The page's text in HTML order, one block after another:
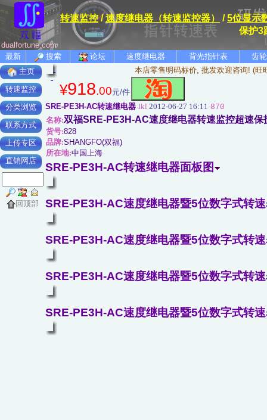
dualfortune.com
转速监控/速度继电器（转速监控器） /5位显示
保护3
最新 搜索 论坛 速度继电器 背光指针表
齿
主页
转速监控
分类浏览
联系方式
上传专区
直销网店
回顶部
本店零售明码标价, 批发欢迎咨询! (旺
¥918.00元/件
SRE-PE3H-AC转速继电器 lkl 2012-06-27 16:11 870
名称:双福SRE-PE3H-AC速度继电器转速监控超速保
货号:828
品牌:SHANGFO(双福)
所在地:中国上海
SRE-PE3H-AC转速继电器面板图
SRE-PE3H-AC速度继电器暨5位数字式转
SRE-PE3H-AC速度继电器暨5位数字式转
SRE-PE3H-AC速度继电器暨5位数字式转
SRE-PE3H-AC速度继电器暨5位数字式转